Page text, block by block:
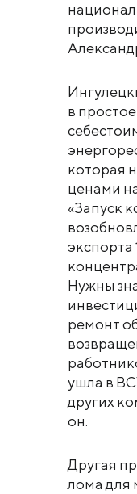
в
которая
ценами
«Запуск
экспорта
Нужны
ремонт
ушла в
других
он.
Другая
лома для